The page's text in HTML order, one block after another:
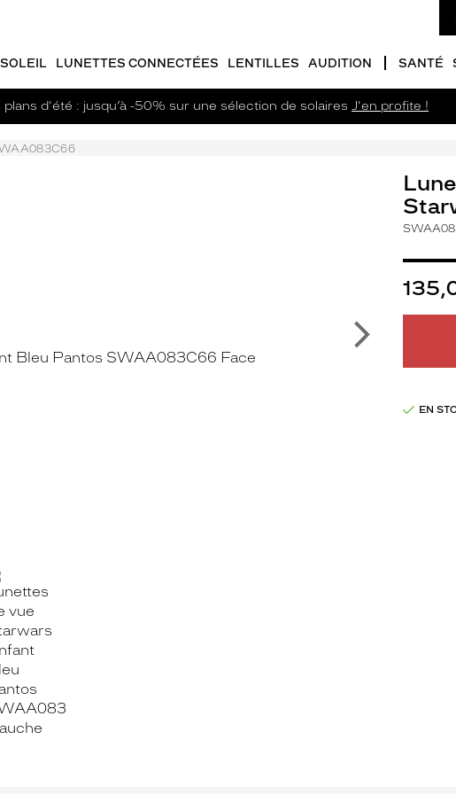
LUNETTES CONNECTÉES LENTILLES AUDITION SANTÉ
plans d'été : jusqu’à -50% sur une sélection de solaires J'en profite !
Suivant
EN